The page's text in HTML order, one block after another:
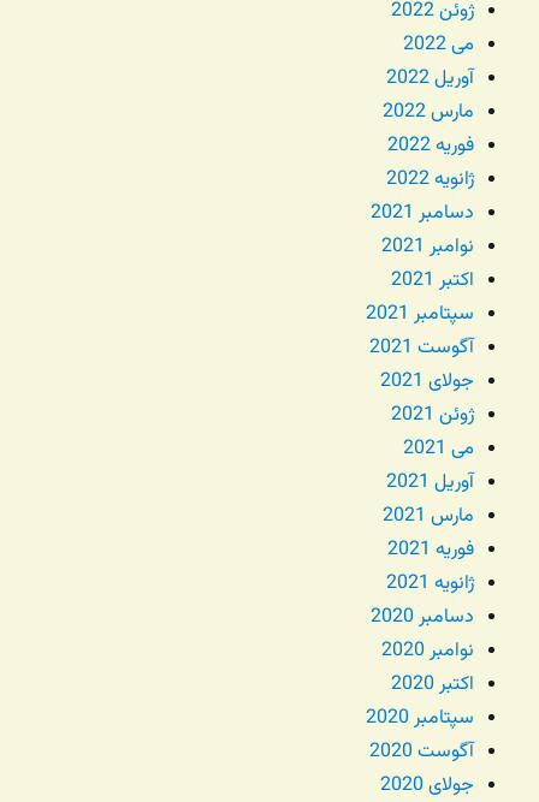
ژوئن 2022
می 2022
آوریل 2022
مارس 2022
فوریه 2022
ژانویه 2022
دسامبر 2021
نوامبر 2021
اکتبر 2021
سپتامبر 2021
آگوست 2021
جولای 2021
ژوئن 2021
می 2021
آوریل 2021
مارس 2021
فوریه 2021
ژانویه 2021
دسامبر 2020
نوامبر 2020
اکتبر 2020
سپتامبر 2020
آگوست 2020
جولای 2020